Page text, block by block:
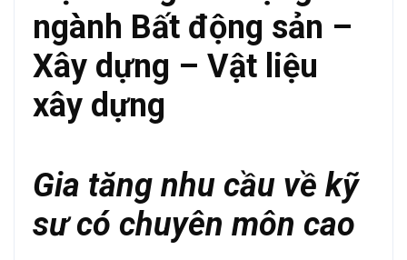
Nguồn: Chương trình VBW10 – Top 10 Nơi làm việc
tốt nhất Việt Nam 2024
Nguồn: Kết quả khảo sát và nghiên cứu các doanh
nghiệp VBW10 ngành Bất động sản – Xây dựng – Vật
liệu xây dựng năm 2024 của Viet Research